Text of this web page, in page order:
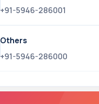
+91-5946-286001
Others
+91-5946-286000